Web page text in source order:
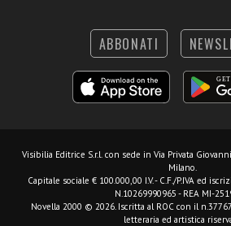
ABBONATI
Visibilia Editrice S.r.l. con sede in Via Privata
Milano.
Capitale sociale € 100.000,00 I.V. - C.F./P.IVA ed
N.10269990965 - REA MI-
Novella 2000 © 2026. Iscritta al ROC con il
letteraria ed artistica